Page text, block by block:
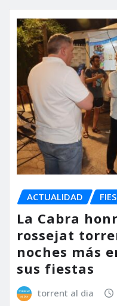
ACTUALIDAD
La Cabra
rossejat
noches más
sus fiestas
torrent al dia